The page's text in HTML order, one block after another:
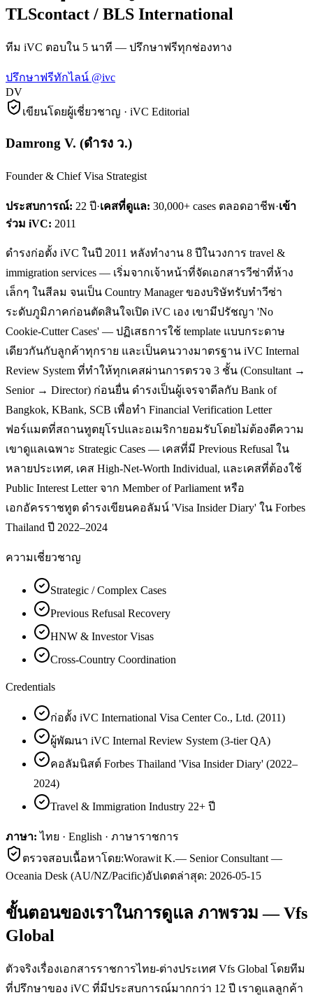
TLScontact / BLS International
ทีม iVC ตอบใน 5 นาที — ปรึกษาฟรีทุกช่องทาง
ปรึกษาฟรีทักไลน์ @ivc
DV
เขียนโดยผู้เชี่ยวชาญ · iVC Editorial
Damrong V. (ดำรง ว.)
Founder & Chief Visa Strategist
ประสบการณ์: 22 ปี·เคสที่ดูแล: 30,000+ cases ตลอดอาชีพ·เข้า
ร่วม iVC: 2011
ดำรงก่อตั้ง iVC ในปี 2011 หลังทำงาน 8 ปีในวงการ travel &
immigration services — เริ่มจากเจ้าหน้าที่จัดเอกสารวีซ่าที่ห้าง
เล็กๆ ในสีลม จนเป็น Country Manager ของบริษัทรับทำวีซ่า
ระดับภูมิภาคก่อนตัดสินใจเปิด iVC เอง เขามีปรัชญา 'No
Cookie-Cutter Cases' — ปฏิเสธการใช้ template แบบกระดาษ
เดียวกันกับลูกค้าทุกราย และเป็นคนวางมาตรฐาน iVC Internal
Review System ที่ทำให้ทุกเคสผ่านการตรวจ 3 ชั้น (Consultant →
Senior → Director) ก่อนยื่น ดำรงเป็นผู้เจรจาดีลกับ Bank of
Bangkok, KBank, SCB เพื่อทำ Financial Verification Letter
ฟอร์แมตที่สถานทูตยุโรปและอเมริกายอมรับโดยไม่ต้องตีความ
เขาดูแลเฉพาะ Strategic Cases — เคสที่มี Previous Refusal ใน
หลายประเทศ, เคส High-Net-Worth Individual, และเคสที่ต้องใช้
Public Interest Letter จาก Member of Parliament หรือ
เอกอัครราชทูต ดำรงเขียนคอลัมน์ 'Visa Insider Diary' ใน Forbes
Thailand ปี 2022–2024
ความเชี่ยวชาญ
Strategic / Complex Cases
Previous Refusal Recovery
HNW & Investor Visas
Cross-Country Coordination
Credentials
ก่อตั้ง iVC International Visa Center Co., Ltd. (2011)
ผู้พัฒนา iVC Internal Review System (3-tier QA)
คอลัมนิสต์ Forbes Thailand 'Visa Insider Diary' (2022–
2024)
Travel & Immigration Industry 22+ ปี
ภาษา: ไทย · English · ภาษาราชการ
ตรวจสอบเนื้อหาโดย:Worawit K.— Senior Consultant —
Oceania Desk (AU/NZ/Pacific)อัปเดตล่าสุด: 2026-05-15
ขั้นตอนของเราในการดูแล ภาพรวม — Vfs
Global
ตัวจริงเรื่องเอกสารราชการไทย-ต่างประเทศ Vfs Global โดยทีม
ที่ปรึกษาของ iVC ที่มีประสบการณ์มากกว่า 12 ปี เราดูแลลูกค้า